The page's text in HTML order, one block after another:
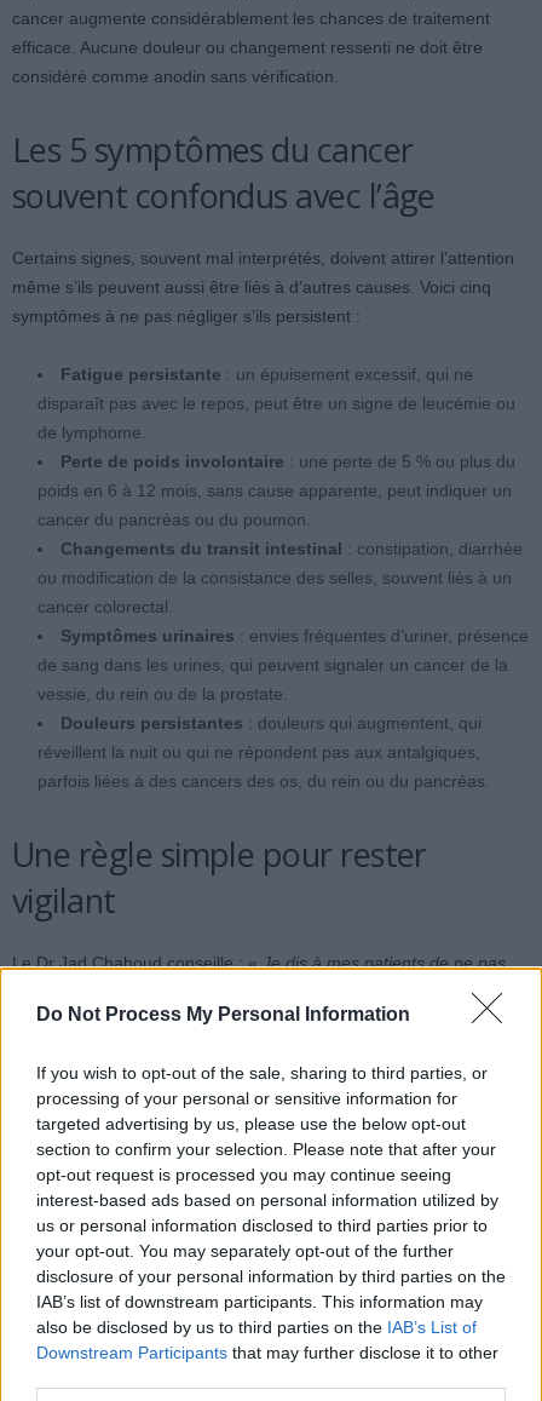
Do Not Process My Personal Information
If you wish to opt-out of the sale, sharing to third parties, or
processing of your personal or sensitive information for
targeted advertising by us, please use the below opt-out
section to confirm your selection. Please note that after your
opt-out request is processed you may continue seeing
interest-based ads based on personal information utilized by
us or personal information disclosed to third parties prior to
your opt-out. You may separately opt-out of the further
disclosure of your personal information by third parties on the
IAB’s list of downstream participants. This information may
also be disclosed by us to third parties on the IAB’s List of
Downstream Participants that may further disclose it to other
cancer augmente considérablement les chances de traitement
efficace. Aucune douleur ou changement ressenti ne doit être
considéré comme anodin sans vérification.
Les 5 symptômes du cancer
souvent confondus avec l’âge
Certains signes, souvent mal interprétés, doivent attirer l’attention
même s’ils peuvent aussi être liés à d’autres causes. Voici cinq
symptômes à ne pas négliger s’ils persistent :
Fatigue persistante : un épuisement excessif, qui ne
disparaît pas avec le repos, peut être un signe de leucémie ou
de lymphome.
Perte de poids involontaire : une perte de 5 % ou plus du
poids en 6 à 12 mois, sans cause apparente, peut indiquer un
cancer du pancréas ou du poumon.
Changements du transit intestinal : constipation, diarrhée
ou modification de la consistance des selles, souvent liés à un
cancer colorectal.
Symptômes urinaires : envies fréquentes d’uriner, présence
de sang dans les urines, qui peuvent signaler un cancer de la
vessie, du rein ou de la prostate.
Douleurs persistantes : douleurs qui augmentent, qui
réveillent la nuit ou qui ne répondent pas aux antalgiques,
parfois liées à des cancers des os, du rein ou du pancréas.
Une règle simple pour rester
vigilant
Le Dr Jad Chahoud conseille : «Je dis à mes patients de ne pas
paniquer à chaque symptôme, mais de ne pas ignorer non plus les
changements qui persistent. » La règle essentielle est la suivante :
semaines, il faut en parler à un médecin.
En cas de saignements dans les urines ou les selles, de douleurs
très intenses ou d’une dégradation rapide de l’état général, il faut
consulter rapidement, voire se rendre aux urgences.
Source : New York Post